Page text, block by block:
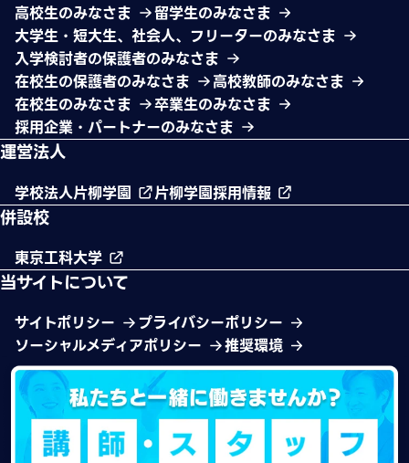
高校生のみなさま
留学生のみなさま
大学生・短大生、社会人、フリーターのみなさま
入学検討者の保護者のみなさま
在校生の保護者のみなさま
高校教師のみなさま
在校生のみなさま
卒業生のみなさま
採用企業・パートナーのみなさま
運営法人
学校法人片柳学園 片柳学園採用情報
併設校
東京工科大学
当サイトについて
サイトポリシー
プライバシーポリシー
ソーシャルメディアポリシー
推奨環境